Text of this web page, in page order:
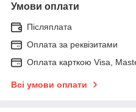
Умови оплати
Післяплата
Оплата за реквізитами
Оплата карткою Visa,
Всі умови оплати